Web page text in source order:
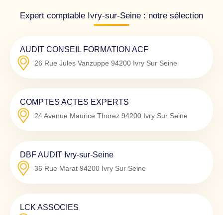
Expert comptable Ivry-sur-Seine : notre sélection
AUDIT CONSEIL FORMATION ACF
26 Rue Jules Vanzuppe 94200 Ivry Sur Seine
COMPTES ACTES EXPERTS
24 Avenue Maurice Thorez 94200 Ivry Sur Seine
DBF AUDIT Ivry-sur-Seine
36 Rue Marat 94200 Ivry Sur Seine
LCK ASSOCIES